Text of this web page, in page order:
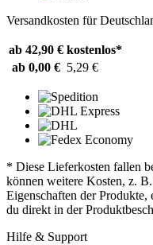
Versandkosten für
ab 42,90 € kostenlos*
ab 0,00 € 5,29 €
* Diese Lieferkosten fallen
können weitere Kosten, z.
Eigenschaften der
du direkt in der
Hilfe & Support